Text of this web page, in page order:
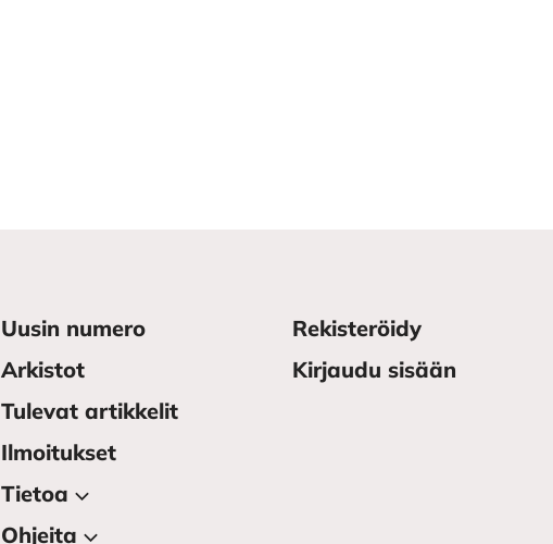
Uusin numero
Arkistot
Tulevat artikkelit
Ilmoitukset
Tietoa
Tietoa julkaisusta
Ohjeita
Rekisteröidy
Kirjaudu sisään